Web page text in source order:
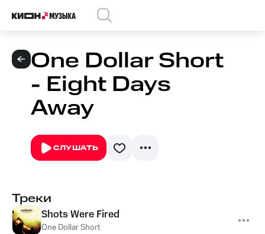
One Dollar Short
- Eight Days
Away
СЛУШАТЬ
Треки
Shots Were Fired
One Dollar Short